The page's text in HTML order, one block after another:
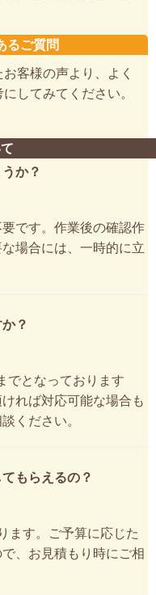
るご質問
客様の声より、よく
してみてください。
か？
です。作業後の確認作
場合には、一時的に立
？
でとなっております
れば対応可能な場合も
ください。
もらえるの？
ます。ご予算に応じた
、お見積もり時にご相